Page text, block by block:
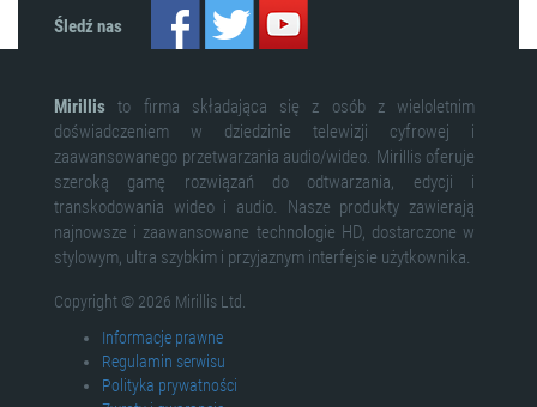
Śledź nas
Mirillisto firma składająca się z osób z wieloletnim
doświadczeniem w dziedzinie telewizji cyfrowej i
zaawansowanego przetwarzania audio/wideo. Mirillis oferuje
szeroką gamę rozwiązań do odtwarzania, edycji i
transkodowania wideo i audio. Nasze produkty zawierają
najnowsze i zaawansowane technologie HD, dostarczone w
stylowym, ultra szybkim i przyjaznym interfejsie użytkownika.
Copyright © 2026 Mirillis Ltd.
Informacje prawne
Regulamin serwisu
Polityka prywatności